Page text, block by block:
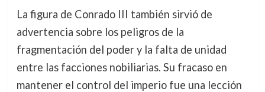
La figura de Conrado III también sirvió de
advertencia sobre los peligros de la
fragmentación del poder y la falta de unidad
entre las facciones nobiliarias. Su fracaso en
mantener el control del imperio fue una lección